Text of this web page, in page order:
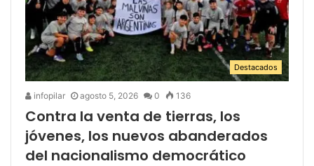
Destacados
infopilar agosto 5, 2026 0 136
Contra la venta de tierras, los
jóvenes, los nuevos abanderados
del nacionalismo democrático